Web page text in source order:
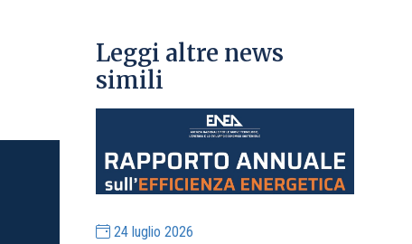
Leggi altre news
simili
24 luglio 2026